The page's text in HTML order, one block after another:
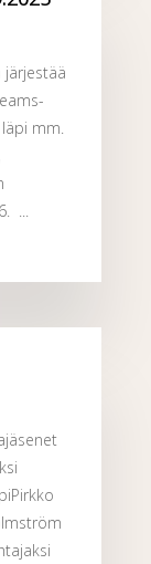
järjestää
mm.
...